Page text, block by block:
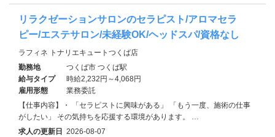
リラクゼーションサロンのセラピスト/アロマセラ
ピー/エステサロン/未経験OK/ヘッドスパ/資格なし
ラフィネ トナリエキュートつくば店
勤務地
つくば市 つくば駅
給与タイプ
時給2,232円～4,068円
雇用形態
業務委託
【仕事内容】・ 「セラピストに興味がある」 「もう一度、施術の仕事
がしたい」 その気持ちを応援する環境があります。 …
求人の更新日 2026-08-07